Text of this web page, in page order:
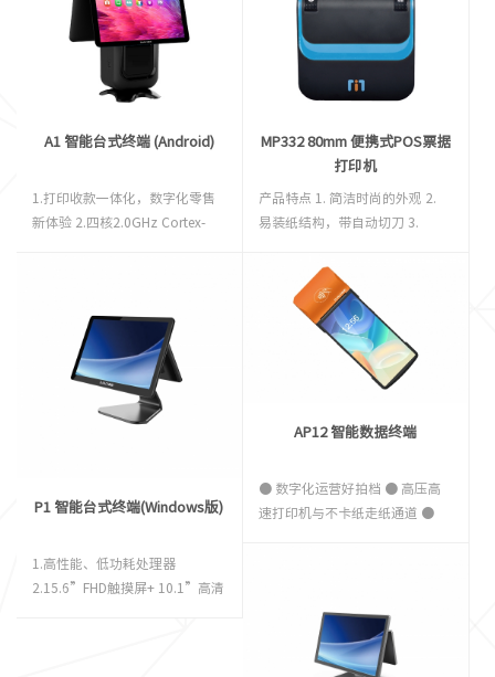
● 500万像素后置摄像头
● 6000mAh大容量电池
维码（读取速度小于1S）
A1 智能台式终端 (Android)
1.打印收款一体化，数字化零售
新体验 2.四核2.0GHz Cortex-
MP332 80mm 便携式POS票据
打印机
产品特点 1. 简洁时尚的外观 2.
易装纸结构，带自动切刀 3.
和壁挂功能 产品参数 打印 打印
方式 直接行式热敏打印机 打印宽
度 72mm或48mm（兼容58纸)
分辨率 203dpi（8点/mm） 打
印速度 250mm/S 打印密度 576
点/行或384点/行 字符 标配
ASCII Font A：12×24
字 24×24 列数 Font A：22或
48 Font B：56或64 &nbs1
P1 智能台式终端(Windows版)
1.高性能、低功耗处理器
2.15.6”FHD触摸屏+ 10.1”高清
AP12 智能数据终端
● 数字化运营好拍档 ● 高压高
速打印机与不卡纸走纸通道 ●
与专业扫描引擎 ● PSAM安全模
块与NFC模块